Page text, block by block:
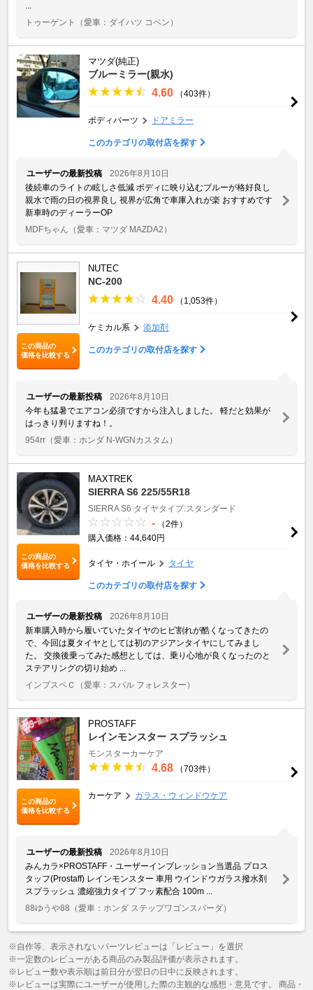
トゥーゲント
（愛車：ダイハツ コペン）
マツダ(純正)
ブルーミラー(親水)
4.60 （403件）
ボディパーツ ドアミラー
このカテゴリの取付店を探す
ユーザーの最新投稿
2026年8月10日
後続車のライトの眩しさ低減 ボディに映り込むブルーが格好良し
親水で雨の日の視界良し 視界が広角で車庫入れが楽 おすすめです
新車時のディーラーOP
MDFちゃん （愛車：マツダ MAZDA2）
この商品の
価格を比較する
NUTEC
NC-200
4.40 （1,053件）
ケミカル系 添加剤
このカテゴリの取付店を探す
ユーザーの最新投稿
2026年8月10日
今年も猛暑でエアコン必須ですから注入しました。 軽だと効果が
はっきり判りますね！。
954rr （愛車：ホンダ N-WGNカスタム）
この商品の
価格を比較する
MAXTREK
SIERRA S6 225/55R18
SIERRA S6 タイヤタイプ:スタンダード
-
（2件）
購入価格：44,640円
タイヤ・ホイール タイヤ
このカテゴリの取付店を探す
ユーザーの最新投稿
2026年8月10日
新車購入時から履いていたタイヤのヒビ割れが酷くなってきたの
で、今回は夏タイヤとしては初のアジアンタイヤにしてみまし
た。 交換後乗ってみた感想としては、乗り心地が良くなったのと
ステアリングの切り始め ...
インプスペＣ
（愛車：スバル フォレスター）
この商品の
価格を比較する
PROSTAFF
レインモンスター スプラッシュ
モンスターカーケア
4.68 （703件）
カーケア ガラス・ウィンドウケア
ユーザーの最新投稿
2026年8月10日
みんカラ×PROSTAFF・ユーザーインプレッション当選品 プロス
タッフ(Prostaff) レインモンスター 車用 ウインドウガラス撥水剤
スプラッシュ 濃縮強力タイプ フッ素配合 100m ...
88ゆうや88 （愛車：ホンダ ステップワゴンスパーダ）
※自作等、表示されないパーツレビューは「レビュー」を選択
※一定数のレビューがある商品のみ製品評価が表示されます。
※レビュー数や表示順は前日分が翌日の日中に反映されます。
※レビューは実際にユーザーが使用した際の主観的な感想・意見です。 商品・